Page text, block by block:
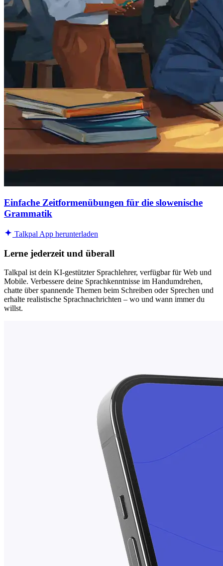
Einfache Zeitformenübungen für die slowenische
Grammatik
Talkpal App herunterladen
Lerne jederzeit und überall
Talkpal ist dein KI-gestützter Sprachlehrer, verfügbar für Web und
Mobile. Verbessere deine Sprachkenntnisse im Handumdrehen,
chatte über spannende Themen beim Schreiben oder Sprechen und
erhalte realistische Sprachnachrichten – wo und wann immer du
willst.